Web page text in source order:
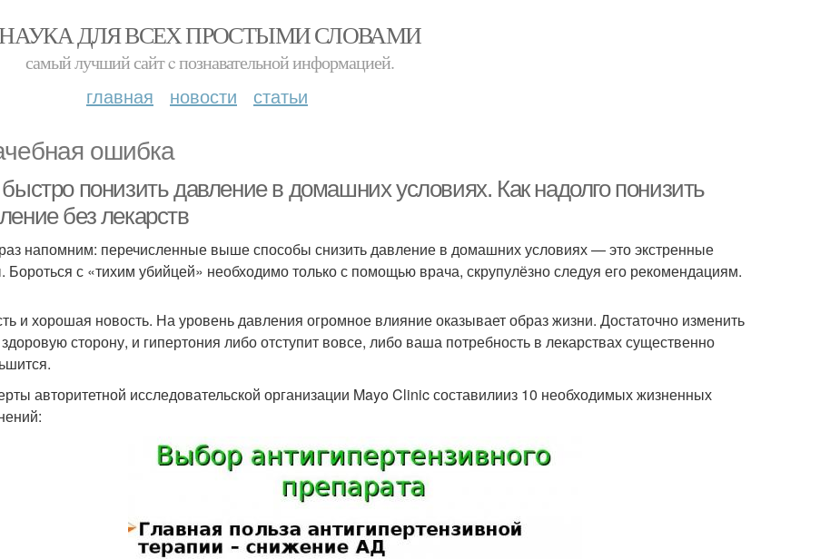
ДЛЯ ВСЕХ ПРОСТЫМИ СЛОВАМИ
самый лучший сайт c познавательной информацией.
главная новости статьи
ошибка
быстро понизить давление в домашних условиях. Как надолго понизить
без лекарств
напомним: перечисленные выше способы снизить давление в домашних условиях — это экстренные
Бороться с «тихим убийцей» необходимо только с помощью врача, скрупулёзно следуя его рекомендациям.
и хорошая новость. На уровень давления огромное влияние оказывает образ жизни. Достаточно изменить
сторону, и гипертония либо отступит вовсе, либо ваша потребность в лекарствах существенно
авторитетной исследовательской организации Mayo Clinic составилииз 10 необходимых жизненных